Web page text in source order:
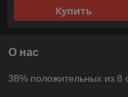
Купить
О нас
38% положительных из 8